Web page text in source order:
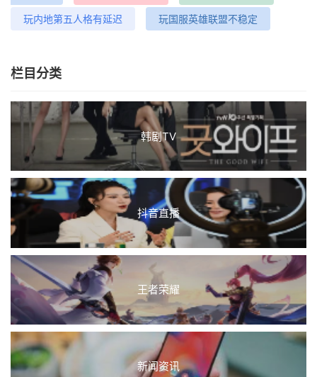
玩内地第五人格有延迟 玩国服英雄联盟不稳定
栏目分类
韩剧TV
抖音直播
王者荣耀
新闻资讯